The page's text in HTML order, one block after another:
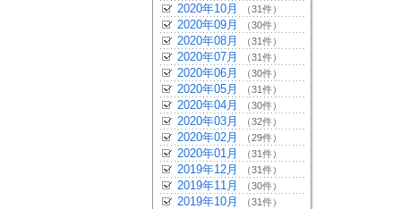
2020年10月 （31件）
2020年09月 （30件）
2020年08月 （31件）
2020年07月 （31件）
2020年06月 （30件）
2020年05月 （31件）
2020年04月 （30件）
2020年03月 （32件）
2020年02月 （29件）
2020年01月 （31件）
2019年12月 （31件）
2019年11月 （30件）
2019年10月 （31件）